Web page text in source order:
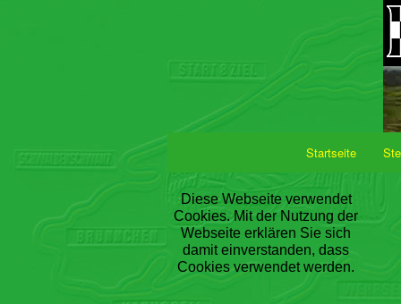
Startseite
Diese Webseite verwendet
Cookies. Mit der Nutzung der
Webseite erklären Sie sich
damit einverstanden, dass
Cookies verwendet werden.